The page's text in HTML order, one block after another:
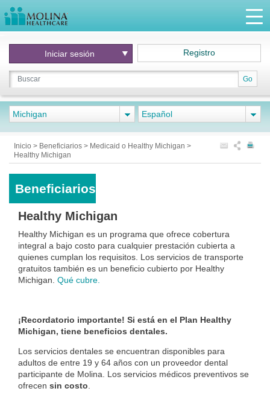
Go
Iniciar sesión Registro
Michigan Español
Inicio > Beneficiarios > Medicaid o Healthy Michigan >
Healthy Michigan
Beneficiarios
Healthy Michigan
Healthy Michigan es un programa que ofrece cobertura
integral a bajo costo para cualquier prestación cubierta a
quienes cumplan los requisitos. Los servicios de transporte
gratuitos también es un beneficio cubierto por Healthy
Michigan. Qué cubre.
¡Recordatorio importante! Si está en el Plan Healthy
Michigan, tiene beneficios dentales.
Los servicios dentales se encuentran disponibles para
adultos de entre 19 y 64 años con un proveedor dental
participante de Molina. Los servicios médicos preventivos se
ofrecen sin costo